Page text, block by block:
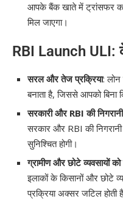
आपके बैंक खाते में ट्रांसफर
मिल जाएगा।
RBI Launch ULI:
सरल और तेज प्रक्रिया:
बनाता है, जिससे आपको बिना
सरकारी और RBI की निगरानी
सरकार और RBI की निगरानी
सुनिश्चित होगी।
ग्रामीण और छोटे व्यवसायों को
इलाकों के किसानों और छोटे
प्रक्रिया अक्सर जटिल होती